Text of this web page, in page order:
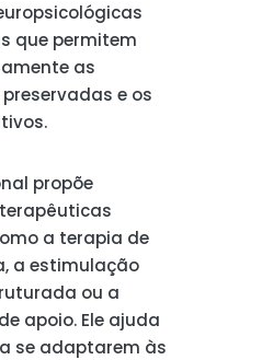
que permitem
as
e os
propõe
a terapia de
a estimulação
ou a
apoio. Ele ajuda
se adaptarem às